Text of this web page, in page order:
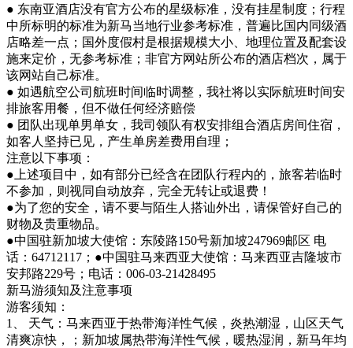
● 东南亚酒店没有官方公布的星级标准，没有挂星制度；行程
中所标明的标准为新马当地行业参考标准，普遍比国内同级酒
店略差一点；国外度假村是根据规模大小、地理位置及配套设
施来定价，无参考标准；非官方网站所公布的酒店档次，属于
该网站自己标准。
● 如遇航空公司航班时间临时调整，我社将以实际航班时间安
排旅客用餐，但不做任何经济赔偿
● 团队出现单男单女，我司领队有权安排组合酒店房间住宿，
如客人坚持已见，产生单房差费用自理；
注意以下事项：
●上述项目中，如有部分已经含在团队行程内的，旅客若临时
不参加，则视同自动放弃，完全无转让或退费！
●为了您的安全，请不要与陌生人搭讪外出，请保管好自己的
财物及贵重物品。
●中国驻新加坡大使馆：东陵路150号新加坡247969邮区 电
话：64712117；●中国驻马来西亚大使馆：马来西亚吉隆坡市
安邦路229号；电话：006-03-21428495
新马游须知及注意事项
游客须知：
1、 天气：马来西亚于热带海洋性气候，炎热潮湿，山区天气
清爽凉快，；新加坡属热带海洋性气候，暖热湿润，新马年均